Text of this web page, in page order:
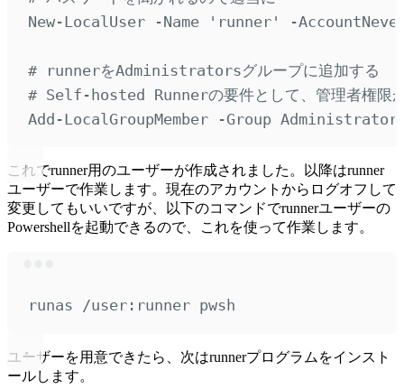
New-LocalUser
-Name ' runner ' -
# runnerをAdministratorsグループに追加する
# Self-hosted Runnerの要件として、管理者権限
Add-LocalGroupMember
-Group
これでrunner用のユーザーが作成されました。以降はrunner
ユーザーで作業します。現在のアカウントからログオフして
変更してもいいですが、以下のコマンドでrunnerユーザーの
Powershellを起動できるので、これを使って作業します。
runas /user:runner pwsh
ユーザーを用意できたら、次はrunnerプログラムをインスト
ールします。